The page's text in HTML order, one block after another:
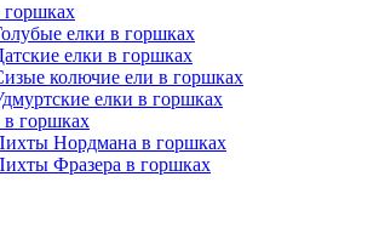
елки в горшках
елки в горшках
колючие ели в горшках
елки в горшках
горшках
Нордмана в горшках
Фразера в горшках